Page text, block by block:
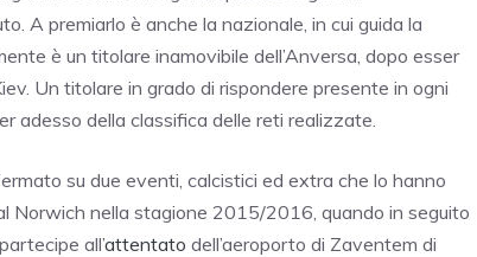
A premiarlo è anche la nazionale, in cui guida la
è un titolare inamovibile dell’Anversa, dopo esser
Un titolare in grado di rispondere presente in ogni
adesso della classifica delle reti realizzate.
su due eventi, calcistici ed extra che lo hanno
Norwich nella stagione 2015/2016, quando in seguito
all’attentato dell’aeroporto di Zaventem di